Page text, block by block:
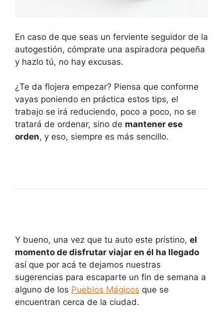
En caso de que seas un ferviente seguidor de la
autogestión, cómprate una aspiradora pequeña
y hazlo tú, no hay excusas.
¿Te da flojera empezar? Piensa que conforme
vayas poniendo en práctica estos tips, el
trabajo se irá reduciendo, poco a poco, no se
tratará de ordenar, sino de mantener ese
orden, y eso, siempre es más sencillo.
Y bueno, una vez que tu auto este prístino, el
momento de disfrutar viajar en él ha llegado
así que por acá te dejamos nuestras
sugerencias para escaparte un fin de semana a
alguno de los Pueblos Mágicos que se
encuentran cerca de la ciudad.